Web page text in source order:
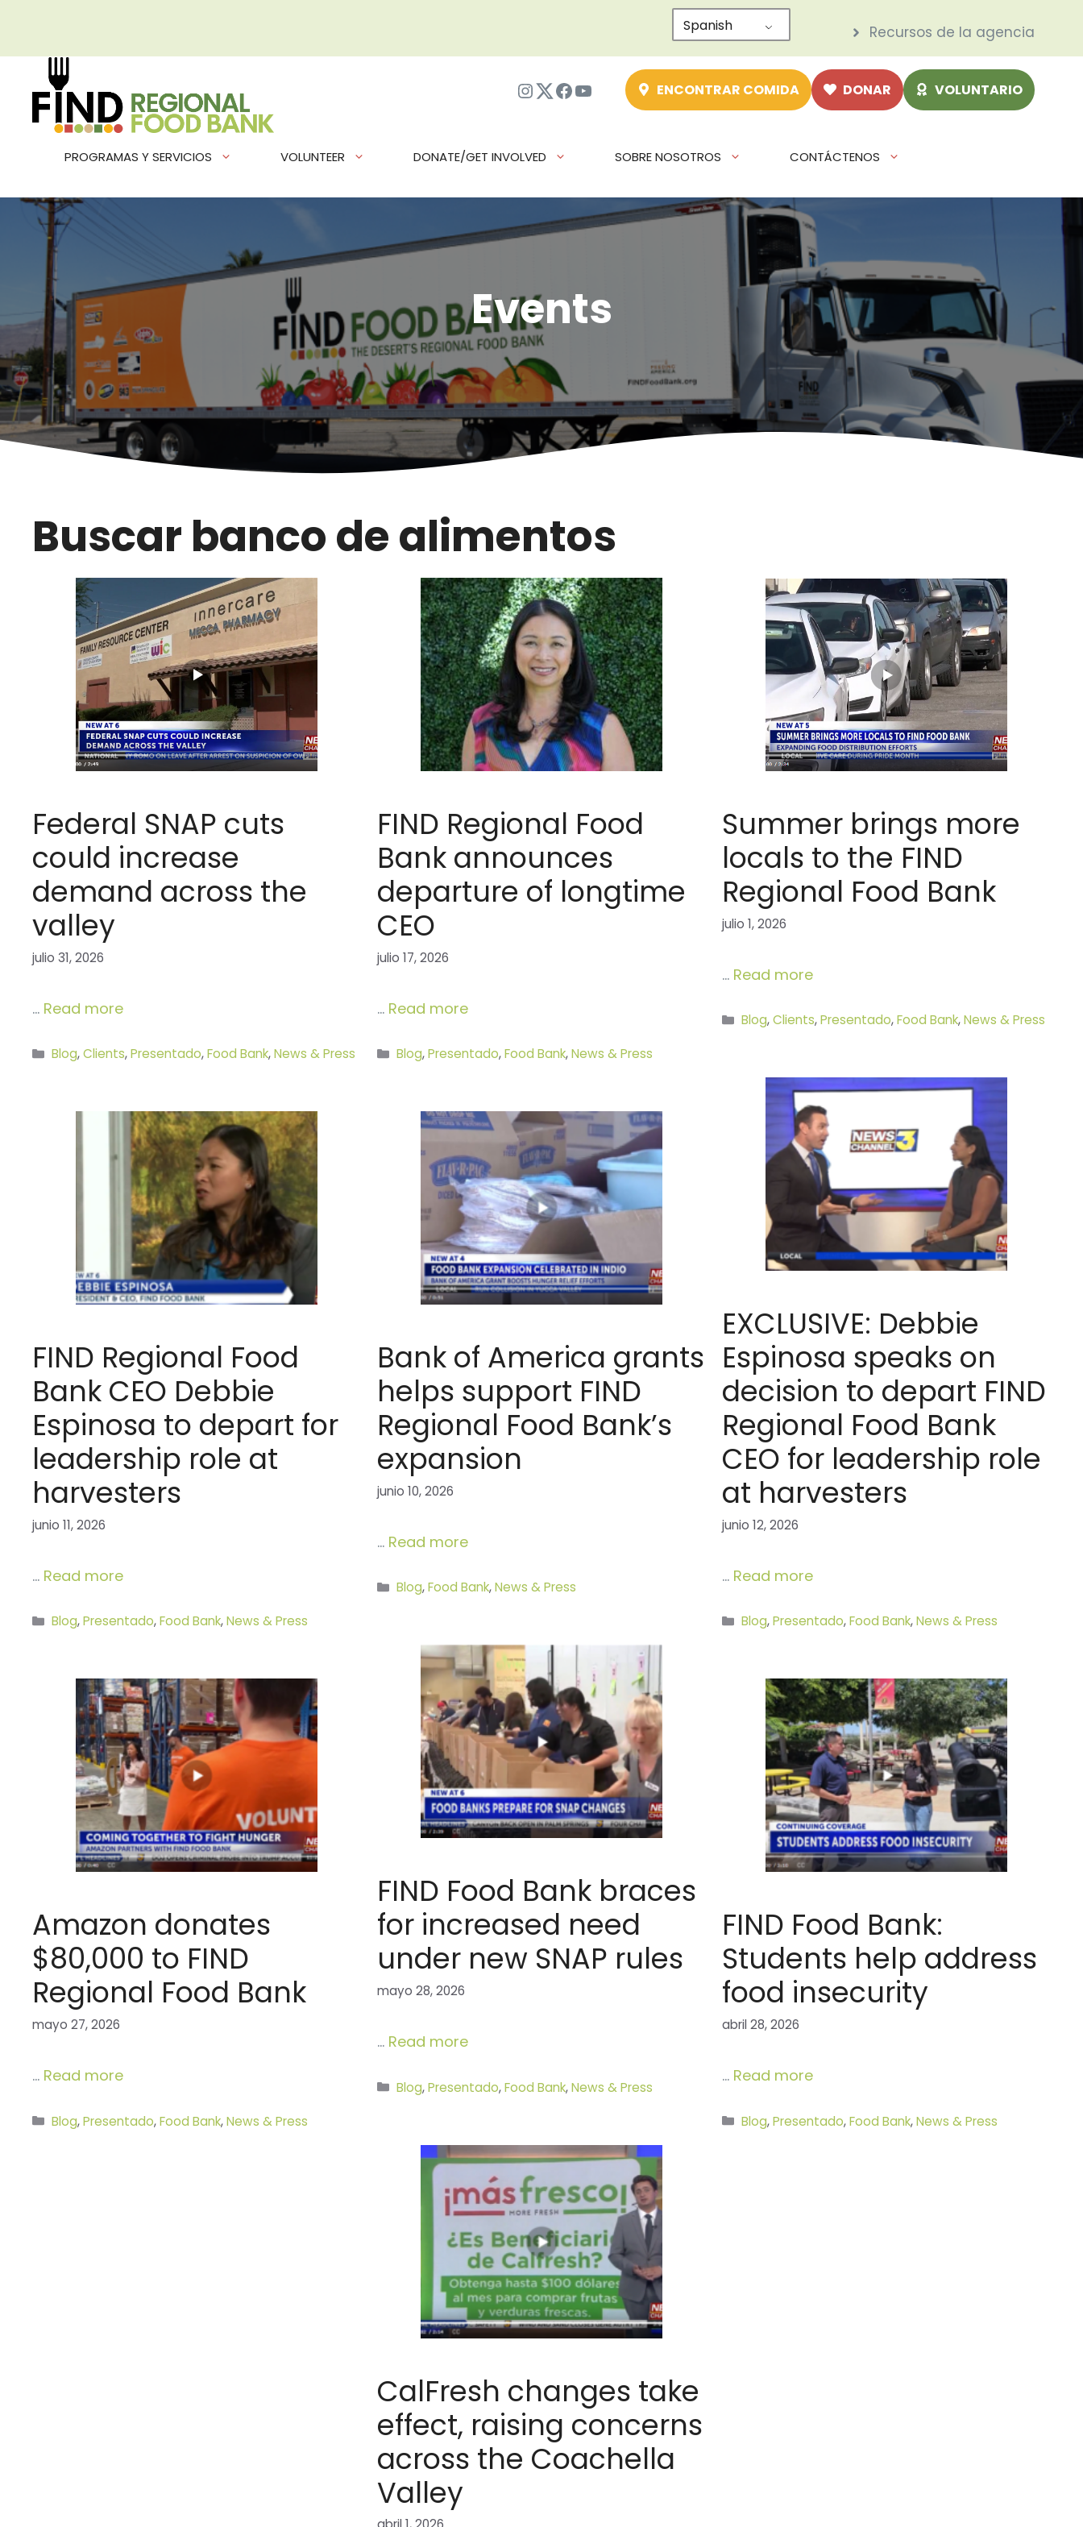
contenido
Recursos de la agencia
Spanish
Instagram
Twitter
Facebook
YouTube ENCONTRAR COMIDA DONAR VOLUNTARIO
PROGRAMAS Y SERVICIOS VOLUNTEER DONATE/GET INVOLVED SOBRE NOSOTROS CONTÁCTENOS
Events
Buscar banco de alimentos
Federal SNAP cuts
could increase
demand across the
valley
julio 31, 2026
… Read more
Categorías
Blog,Clients,Presentado,Food Bank,News & Press
FIND Regional Food
Bank announces
departure of longtime
CEO
julio 17, 2026
… Read more
Categorías
Blog,Presentado,Food Bank,News & Press
Summer brings more
locals to the FIND
Regional Food Bank
julio 1, 2026
… Read more
Categorías
Blog,Clients,Presentado,Food Bank,News & Press
EXCLUSIVE: Debbie
Espinosa speaks on
decision to depart FIND
Regional Food Bank
CEO for leadership role
at harvesters
junio 12, 2026
… Read more
Categorías
Blog,Presentado,Food Bank,News & Press
FIND Regional Food
Bank CEO Debbie
Espinosa to depart for
leadership role at
harvesters
junio 11, 2026
… Read more
Categorías
Blog,Presentado,Food Bank,News & Press
Bank of America grants
helps support FIND
Regional Food Bank’s
expansion
junio 10, 2026
… Read more
Categorías
Blog,Food Bank,News & Press
FIND Food Bank braces
for increased need
under new SNAP rules
mayo 28, 2026
… Read more
Categorías
Blog,Presentado,Food Bank,News & Press
Amazon donates
$80,000 to FIND
Regional Food Bank
mayo 27, 2026
… Read more
Categorías
Blog,Presentado,Food Bank,News & Press
FIND Food Bank:
Students help address
food insecurity
abril 28, 2026
… Read more
Categorías
Blog,Presentado,Food Bank,News & Press
CalFresh changes take
effect, raising concerns
across the Coachella
Valley